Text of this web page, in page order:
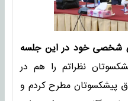
شخصی خود در این جلسه
نظراتم را هم در
پیشکسوتان مطرح کردم و